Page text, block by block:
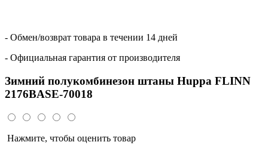
- Обмен/возврат товара в течении 14 дней
- Официальная гарантия от производителя
Зимний полукомбинезон штаны Huppa FLINN
2176BASE-70018
Нажмите, чтобы оценить товар